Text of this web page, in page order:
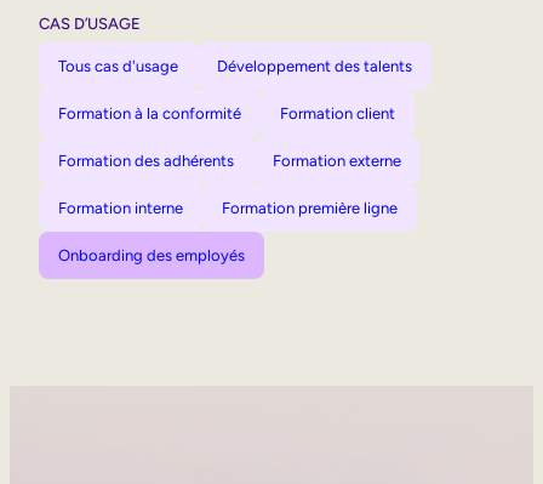
CAS D’USAGE
Tous cas d'usage Développement des talents
Formation à la conformité Formation client
Formation des adhérents Formation externe
Formation interne Formation première ligne
Onboarding des employés